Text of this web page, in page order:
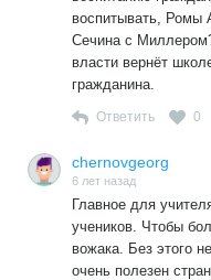
воспитывать, Ромы
Сечина с
власти вернёт
гражданина.
Ответить 0
chernovgeorg
6 лет назад
Главное для
учеников. Чтобы
вожака. Без этого
очень полезен